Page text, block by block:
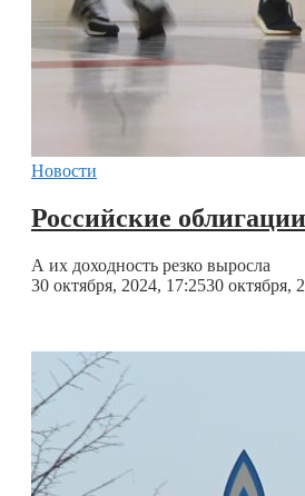
Новости
Российские
А их доходность резко выросла
30 октября, 2024, 17:2530 октября,